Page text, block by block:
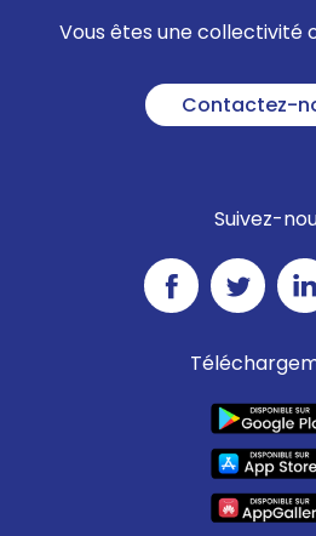
Vous êtes une collectivité
Contactez-
Suivez-